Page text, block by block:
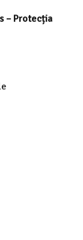
– Protecția